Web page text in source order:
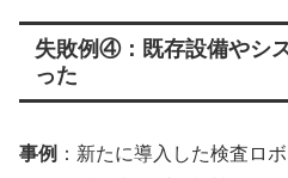
失敗例④：既存設備やシ
った
事例 ：新たに導入した検査ロ